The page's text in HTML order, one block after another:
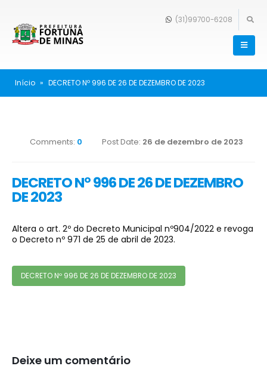
(31)99700-6208
Início » DECRETO Nº 996 DE 26 DE DEZEMBRO DE 2023
Comments: 0 Post Date: 26 de dezembro de 2023
DECRETO Nº 996 DE 26 DE DEZEMBRO
DE 2023
Altera o art. 2º do Decreto Municipal nº904/2022 e revoga
o Decreto nº 971 de 25 de abril de 2023.
DECRETO Nº 996 DE 26 DE DEZEMBRO DE 2023
Deixe um comentário